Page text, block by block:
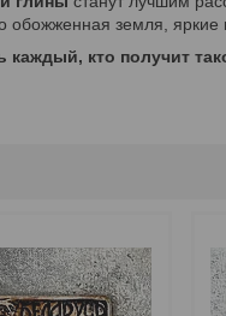
земля, яркие
кто получит